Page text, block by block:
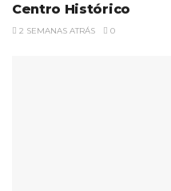
Centro Histórico
2 SEMANAS ATRÁS 0